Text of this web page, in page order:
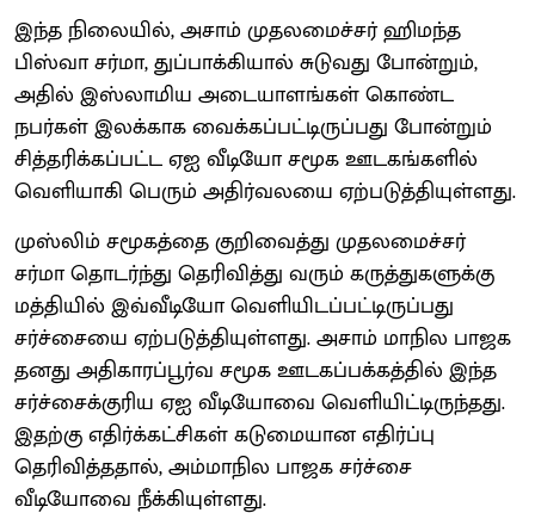
இந்த நிலையில், அசாம் முதலமைச்சர் ஹிமந்த
பிஸ்வா சர்மா, துப்பாக்கியால் சுடுவது போன்றும்,
அதில் இஸ்லாமிய அடையாளங்கள் கொண்ட
நபர்கள் இலக்காக வைக்கப்பட்டிருப்பது போன்றும்
சித்தரிக்கப்பட்ட ஏஐ வீடியோ சமூக ஊடகங்களில்
வெளியாகி பெரும் அதிர்வலயை ஏற்படுத்தியுள்ளது.
முஸ்லிம் சமூகத்தை குறிவைத்து முதலமைச்சர்
சர்மா தொடர்ந்து தெரிவித்து வரும் கருத்துகளுக்கு
மத்தியில் இவ்வீடியோ வெளியிடப்பட்டிருப்பது
சர்ச்சையை ஏற்படுத்தியுள்ளது. அசாம் மாநில பாஜக
தனது அதிகாரப்பூர்வ சமூக ஊடகப்பக்கத்தில் இந்த
சர்ச்சைக்குரிய ஏஐ வீடியோவை வெளியிட்டிருந்தது.
இதற்கு எதிர்க்கட்சிகள் கடுமையான எதிர்ப்பு
தெரிவித்ததால், அம்மாநில பாஜக சர்ச்சை
வீடியோவை நீக்கியுள்ளது.